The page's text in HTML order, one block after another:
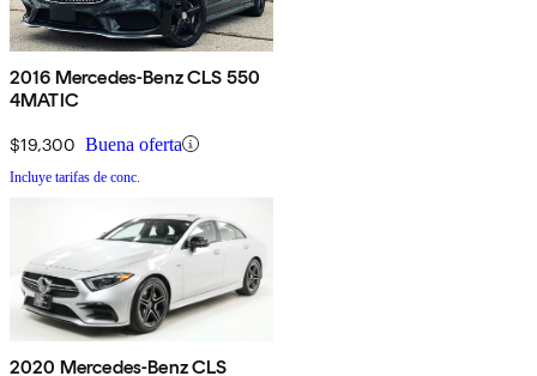
2016 Mercedes-Benz CLS 550
4MATIC
$19,300 Buena oferta
Incluye tarifas de conc.
2020 Mercedes-Benz CLS